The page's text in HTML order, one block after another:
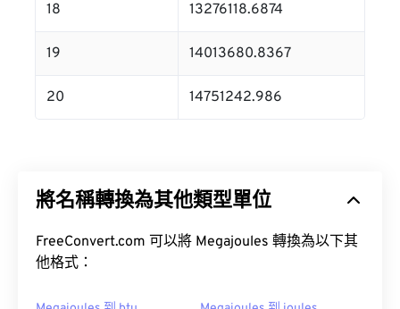
18 13276118.6874
19 14013680.8367
20 14751242.986
將名稱轉換為其他類型單位
FreeConvert.com 可以將 Megajoules 轉換為以下其
他格式：